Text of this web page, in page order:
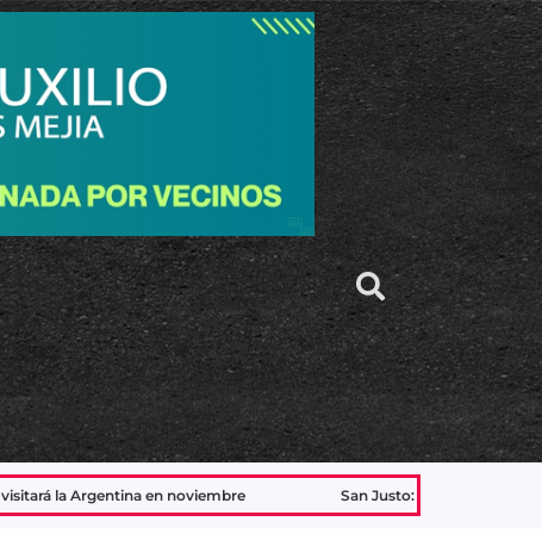
San Justo: detienen a uno de los acusados de matar a una